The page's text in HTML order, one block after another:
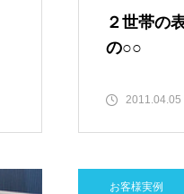
２世帯の
の○○
2011.04.05
お客様実例